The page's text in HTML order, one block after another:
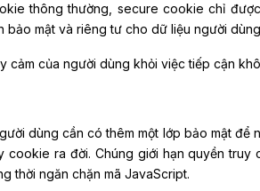
thông thường, secure cookie chỉ
bảo mật và riêng tư cho dữ liệu người
cảm của người dùng khỏi việc tiếp cận
dùng cần có thêm một lớp bảo mật để
cookie ra đời. Chúng giới hạn quyền
thời ngăn chặn mã JavaScript.